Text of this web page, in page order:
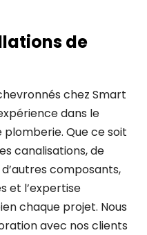
de
chez Smart
dans le
Que ce soit
canalisations, de
composants,
et l’expertise
chaque projet. Nous
avec nos clients